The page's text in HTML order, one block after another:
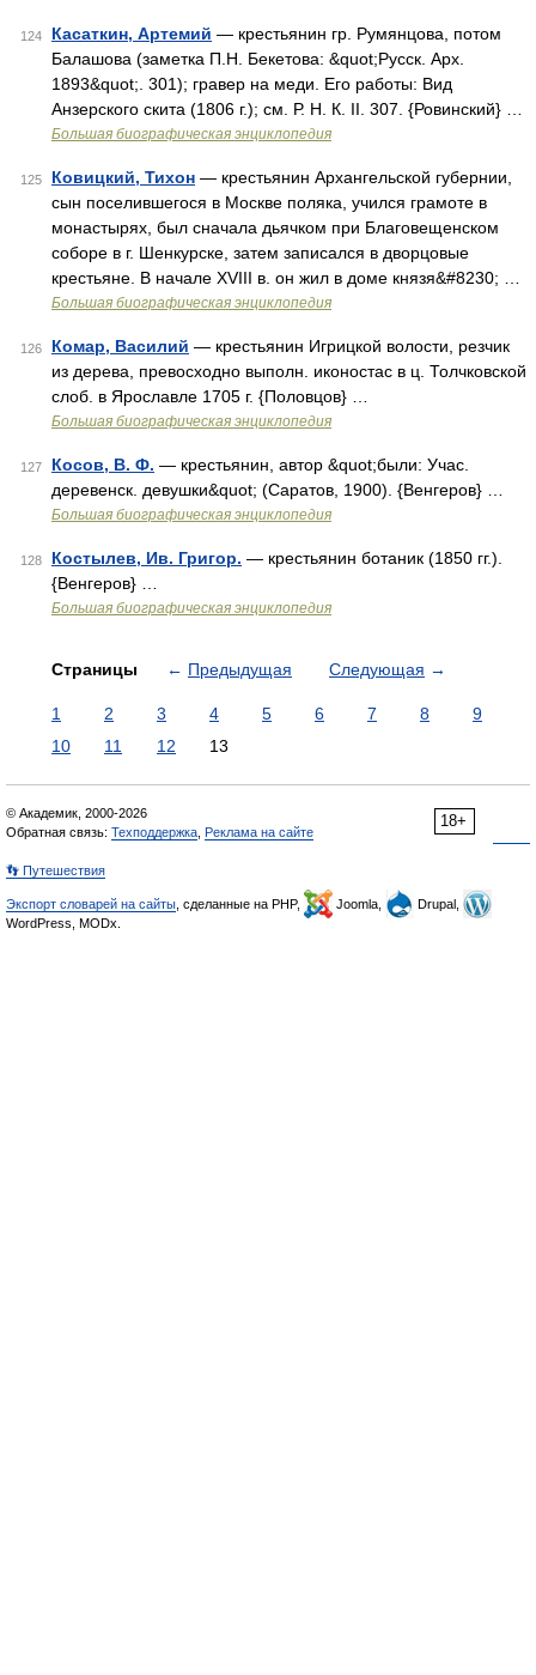
124 Касаткин, Артемий — крестьянин гр. Румянцова, потом
Балашова (заметка П.Н. Бекетова: &quot;Русск. Арх.
1893&quot;. 301); гравер на меди. Его работы: Вид
Анзерского скита (1806 г.); см. Р. Н. К. II. 307. {Ровинский} …
Большая биографическая энциклопедия
125 Ковицкий, Тихон — крестьянин Архангельской губернии,
сын поселившегося в Москве поляка, учился грамоте в
монастырях, был сначала дьячком при Благовещенском
соборе в г. Шенкурске, затем записался в дворцовые
крестьяне. В начале XVIII в. он жил в доме князя&#8230; …
Большая биографическая энциклопедия
126 Комар, Василий — крестьянин Игрицкой волости, резчик
из дерева, превосходно выполн. иконостас в ц. Толчковской
слоб. в Ярославле 1705 г. {Половцов} …
Большая биографическая энциклопедия
127 Косов, В. Ф. — крестьянин, автор &quot;были: Учас.
деревенск. девушки&quot; (Саратов, 1900). {Венгеров} …
Большая биографическая энциклопедия
128 Костылев, Ив. Григор. — крестьянин ботаник (1850 гг.).
{Венгеров} …
Большая биографическая энциклопедия
Страницы ← Предыдущая Следующая →
1 2 3 4 5 6 7 8
9
10
11 12 13
18+
© Академик, 2000-2026
Обратная связь: Техподдержка Реклама на сайте
👣 Путешествия
Экспорт словарей на сайты , сделанные на PHP, Joomla,
Drupal,
WordPress, MODx.